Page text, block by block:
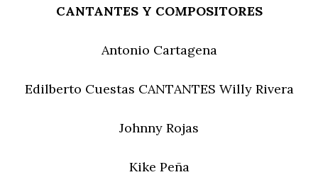
CANTANTES Y COMPOSITORES
Antonio Cartagena
Edilberto Cuestas CANTANTES Willy Rivera
Johnny Rojas
Kike Peña